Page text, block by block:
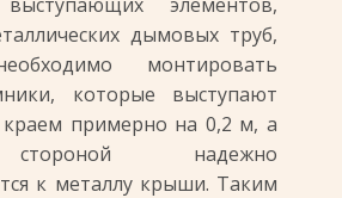
дымовых труб,
монтировать
которые выступают
примерно на 0,2 м, а
надежно
к металлу крыши. Таким